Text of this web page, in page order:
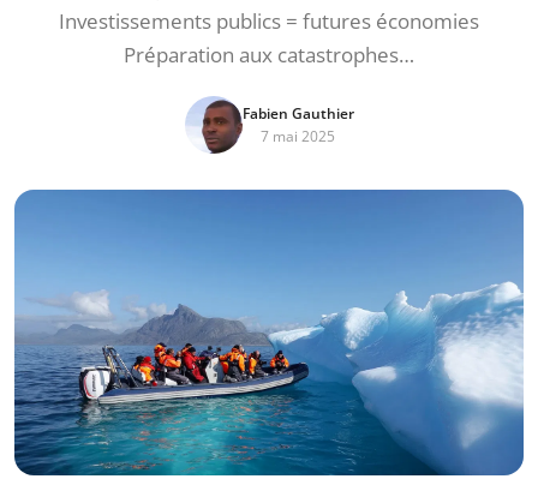
Investissements publics = futures économies
Préparation aux catastrophes…
Fabien Gauthier
7 mai 2025